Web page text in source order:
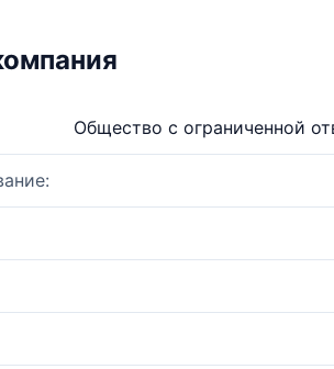
Общество с ограниченной